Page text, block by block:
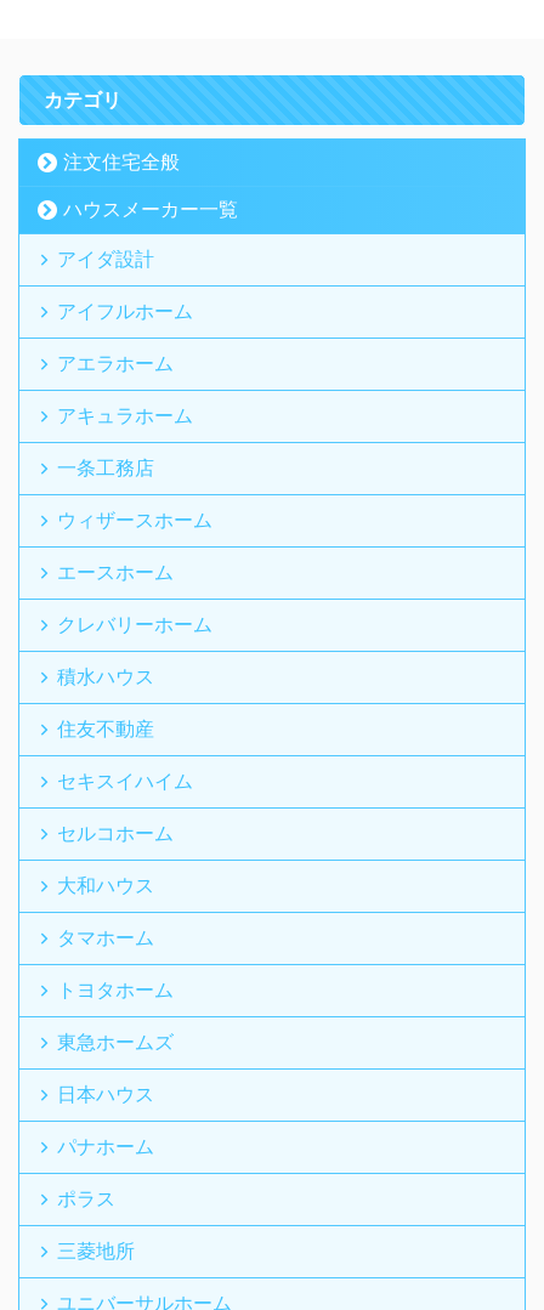
カテゴリ
注文住宅全般
ハウスメーカー一覧
アイダ設計
アイフルホーム
アエラホーム
アキュラホーム
一条工務店
ウィザースホーム
エースホーム
クレバリーホーム
積水ハウス
住友不動産
セキスイハイム
セルコホーム
大和ハウス
タマホーム
トヨタホーム
東急ホームズ
日本ハウス
パナホーム
ポラス
三菱地所
ユニバーサルホーム